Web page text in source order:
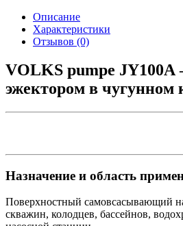
Описание
Характеристики
Отзывов (0)
VOLKS pumpe JY100A
эжектором в чугунном
Назначение и область
Поверхностный самовсасывающий
скважин, колодцев, бассейнов,